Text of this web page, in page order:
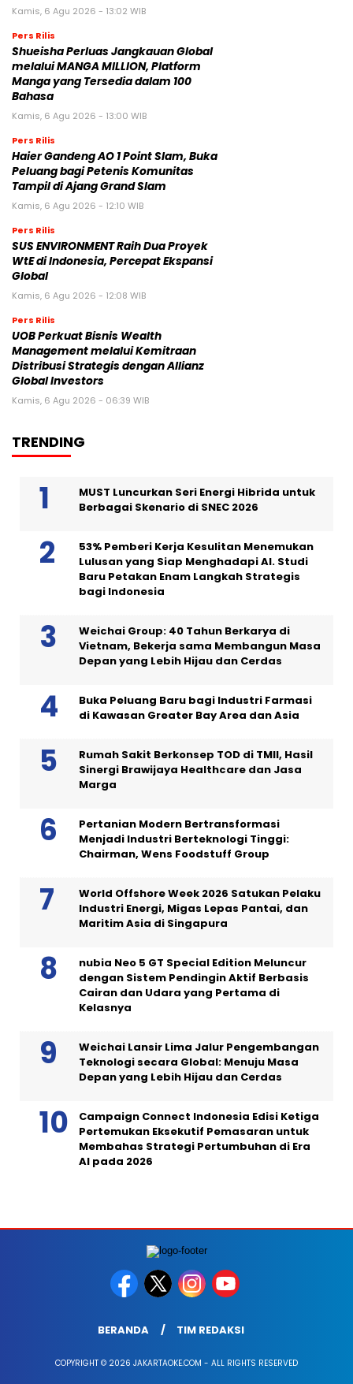
Kamis, 6 Agu 2026 - 13:02 WIB
Pers Rilis
Shueisha Perluas Jangkauan Global
melalui MANGA MILLION, Platform
Manga yang Tersedia dalam 100
Bahasa
Kamis, 6 Agu 2026 - 13:00 WIB
Pers Rilis
Haier Gandeng AO 1 Point Slam, Buka
Peluang bagi Petenis Komunitas
Tampil di Ajang Grand Slam
Kamis, 6 Agu 2026 - 12:10 WIB
Pers Rilis
SUS ENVIRONMENT Raih Dua Proyek
WtE di Indonesia, Percepat Ekspansi
Global
Kamis, 6 Agu 2026 - 12:08 WIB
Pers Rilis
UOB Perkuat Bisnis Wealth
Management melalui Kemitraan
Distribusi Strategis dengan Allianz
Global Investors
Kamis, 6 Agu 2026 - 06:39 WIB
TRENDING
MUST Luncurkan Seri Energi Hibrida untuk
Berbagai Skenario di SNEC 2026
53% Pemberi Kerja Kesulitan Menemukan
Lulusan yang Siap Menghadapi AI. Studi
Baru Petakan Enam Langkah Strategis
bagi Indonesia
Weichai Group: 40 Tahun Berkarya di
Vietnam, Bekerja sama Membangun Masa
Depan yang Lebih Hijau dan Cerdas
Buka Peluang Baru bagi Industri Farmasi
di Kawasan Greater Bay Area dan Asia
Rumah Sakit Berkonsep TOD di TMII, Hasil
Sinergi Brawijaya Healthcare dan Jasa
Marga
Pertanian Modern Bertransformasi
Menjadi Industri Berteknologi Tinggi:
Chairman, Wens Foodstuff Group
World Offshore Week 2026 Satukan Pelaku
Industri Energi, Migas Lepas Pantai, dan
Maritim Asia di Singapura
nubia Neo 5 GT Special Edition Meluncur
dengan Sistem Pendingin Aktif Berbasis
Cairan dan Udara yang Pertama di
Kelasnya
Weichai Lansir Lima Jalur Pengembangan
Teknologi secara Global: Menuju Masa
Depan yang Lebih Hijau dan Cerdas
Campaign Connect Indonesia Edisi Ketiga
Pertemukan Eksekutif Pemasaran untuk
Membahas Strategi Pertumbuhan di Era
AI pada 2026
BERANDA TIM REDAKSI
COPYRIGHT © 2026 JAKARTAOKE.COM - ALL RIGHTS RESERVED